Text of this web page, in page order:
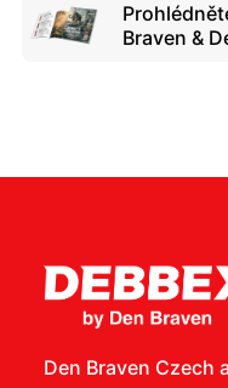
Braven &
Den Braven Czech